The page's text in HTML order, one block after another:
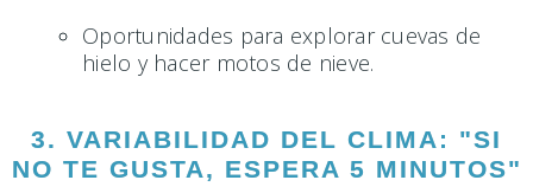
Oportunidades para explorar cuevas de
hielo y hacer motos de nieve.
3. VARIABILIDAD DEL CLIMA: "SI
NO TE GUSTA, ESPERA 5 MINUTOS"